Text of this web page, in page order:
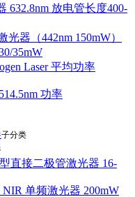
632.8nm 放电管长度400-
器（442nm 150mW）
35mW
Laser 平均功率
功率
子分类
直接二极管激光器 16-
NIR 单频激光器 200mW